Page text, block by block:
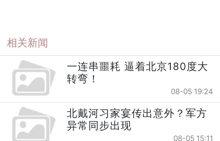
相关新闻
一连串噩耗 逼着北京180度大
转弯！
08-05 19:24
北戴河习家宴传出意外？军方
异常同步出现
08-05 15:11